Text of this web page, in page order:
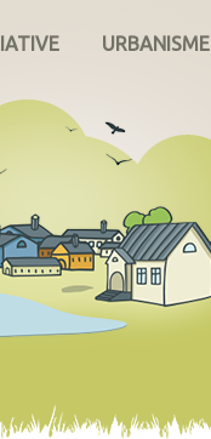
URBANISME